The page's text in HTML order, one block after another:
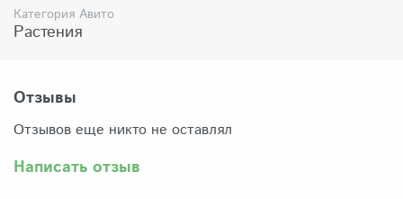
Растение (отправляется с открытой корневой
системой, это норма для всех суккулентов, они
Категория Авито
Растения
Отзывы
Отзывов еще никто не оставлял
Написать отзыв